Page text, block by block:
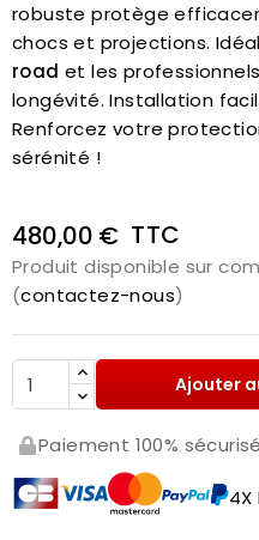
robuste protège
chocs et projections.
road et les
longévité. Installation
Renforcez votre
sérénité !
480,00 € TTC
Produit disponible sur
(contactez-nous)
Ajouter
Paiement 100% sécurisé
4X